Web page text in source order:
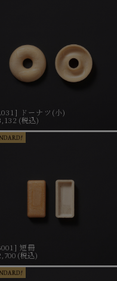
ドーナツ(小)
(税込)
短冊
(税込)